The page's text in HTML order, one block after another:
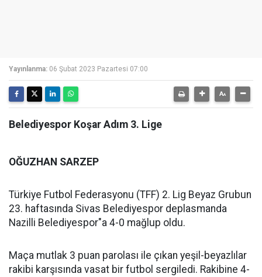
Yayınlanma: 06 Şubat 2023 Pazartesi 07:00
Belediyespor Koşar Adım 3. Lige
OĞUZHAN SARZEP
Türkiye Futbol Federasyonu (TFF) 2. Lig Beyaz Grubun
23. haftasında Sivas Belediyespor deplasmanda
Nazilli Belediyespor"a 4-0 mağlup oldu.
Maça mutlak 3 puan parolası ile çıkan yeşil-beyazlılar
rakibi karşısında vasat bir futbol sergiledi. Rakibine 4-